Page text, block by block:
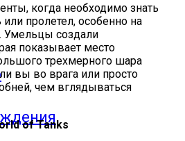
когда необходимо знать
пролетел, особенно на
Умельцы создали
показывает место
трехмерного шара
вы во врага или просто
чем вглядываться
of Tanks